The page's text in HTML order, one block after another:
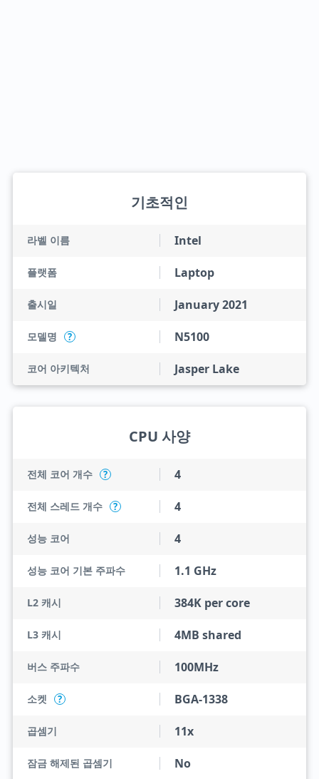
기초적인
라벨 이름 Intel
플랫폼 Laptop
출시일 January 2021
모델명 ? N5100
코어 아키텍처 Jasper Lake
CPU 사양
전체 코어 개수 ? 4
전체 스레드 개수 ? 4
성능 코어 4
성능 코어 기본 주파수 1.1 GHz
L2 캐시 384K per core
L3 캐시 4MB shared
버스 주파수 100MHz
소켓 ? BGA-1338
곱셈기 11x
잠금 해제된 곱셈기 No